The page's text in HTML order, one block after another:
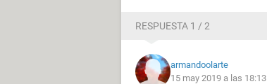
RESPUESTA 1 / 2
armandoolarte
15 may 2019 a las 18:13